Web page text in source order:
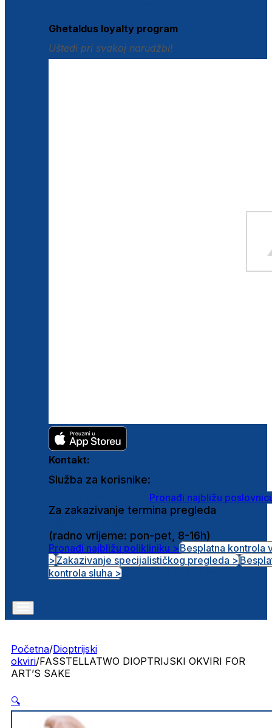
Ghetaldus loyalty program
Uštedi pri svakoj narudžbi!
Kontakt:
Služba za korisnike:
Pronađi najbližu
Za zakazivanje termina pregleda
(radno vrijeme: pon-pet, 8-16h)
Pronađi najbližu polikliniku >Besplatna kontrola
>Zakazivanje specijalističkog pregleda >
kontrola sluha >
Početna/Dioptrijski
okviri/FASSTELLATWO DIOPTRIJSKI OKVIRI FOR
ART’S SAKE
🔍